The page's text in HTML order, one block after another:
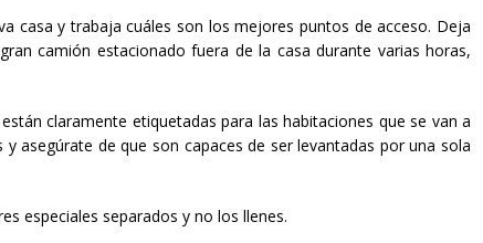
casa y trabaja cuáles son los mejores puntos de acceso. Deja
camión estacionado fuera de la casa durante varias horas,
claramente etiquetadas para las habitaciones que se van a
asegúrate de que son capaces de ser levantadas por una sola
especiales separados y no los llenes.